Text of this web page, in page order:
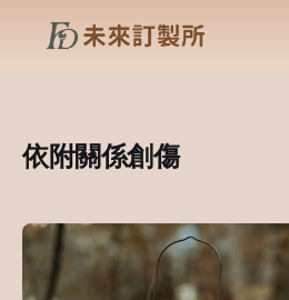
依附關係創傷